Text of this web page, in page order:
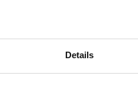
Details